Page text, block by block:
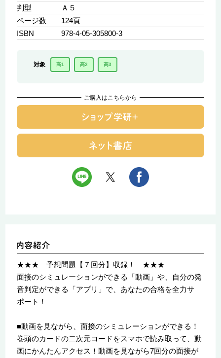
判型
Ａ５
ページ数
124頁
ISBN
978-4-05-305800-3
対象 高1 高2 高3
ご購入はこちらから
★★★ 予想問題【７回分】収録！ ★★★
面接のシミュレーションができる「動画」や、自分の発
音判定ができる「アプリ」で、あなたの合格を全力サ
ポート！
■動画を見ながら、面接のシミュレーションができる！
巻頭のカードの二次元コードをスマホで読み取って、動
画にかんたんアクセス！動画を見ながら7回分の面接が